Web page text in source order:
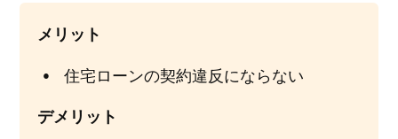
メリット
住宅ローンの契約違反にならない
デメリット